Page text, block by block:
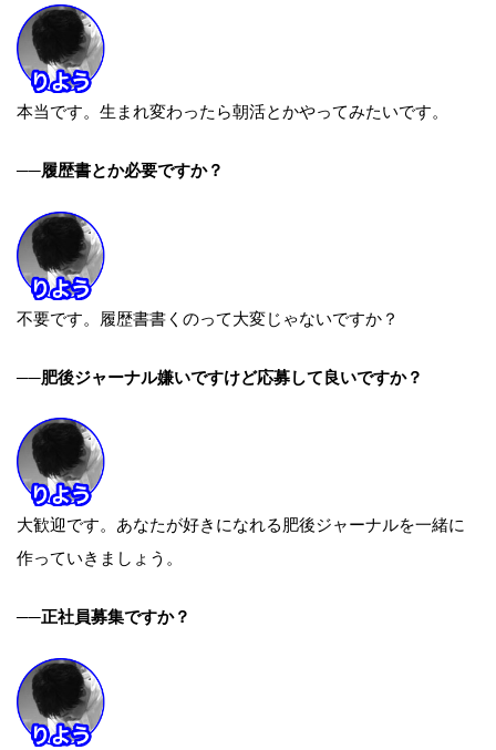
本当です。生まれ変わったら朝活とかやってみたいです。
──履歴書とか必要ですか？
不要です。履歴書書くのって大変じゃないですか？
──肥後ジャーナル嫌いですけど応募して良いですか？
大歓迎です。あなたが好きになれる肥後ジャーナルを一緒に
作っていきましょう。
──正社員募集ですか？